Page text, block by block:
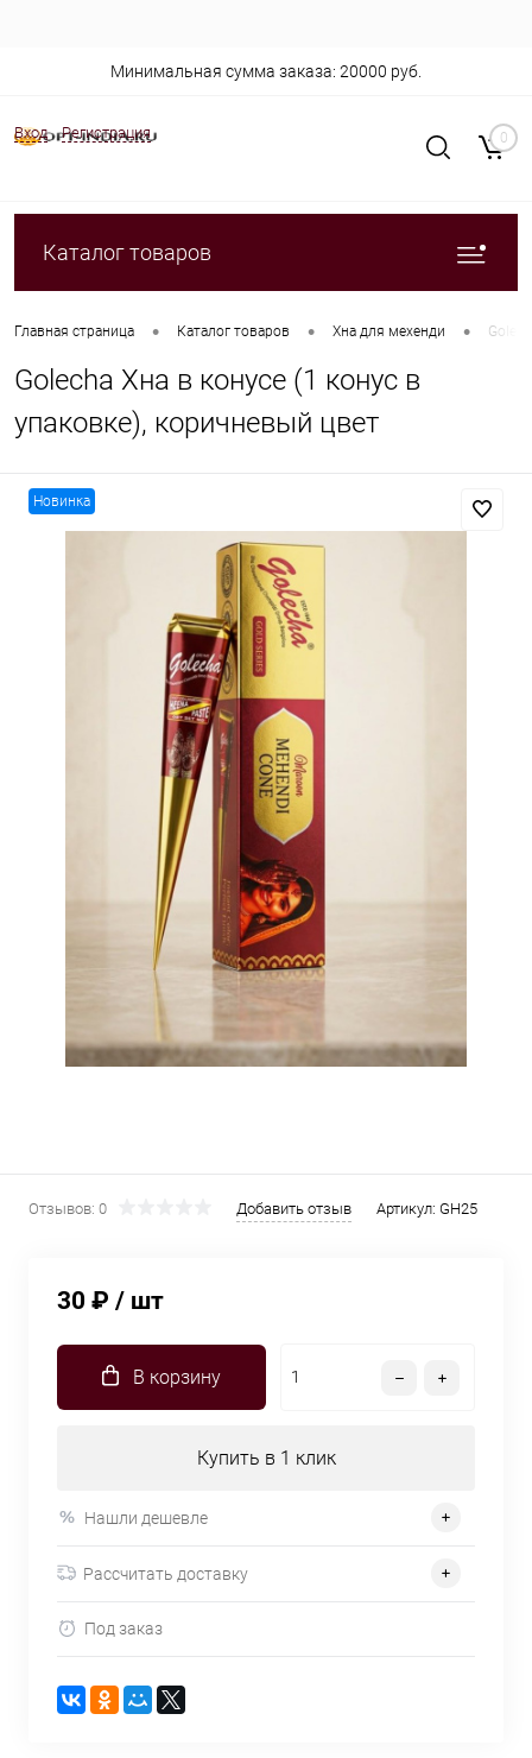
Вход Регистрация
Минимальная сумма заказа: 20000 руб.
0
Каталог товаров
Главная страница • Каталог товаров • Хна для мехенди •
Golecha Хна в конусе (1 конус в
упаковке), коричневый цвет
Новинка
Отзывов: 0 Добавить отзыв Артикул: GH25
30 ₽ / шт
В корзину
Купить в 1 клик
Нашли дешевле
Рассчитать доставку
Под заказ